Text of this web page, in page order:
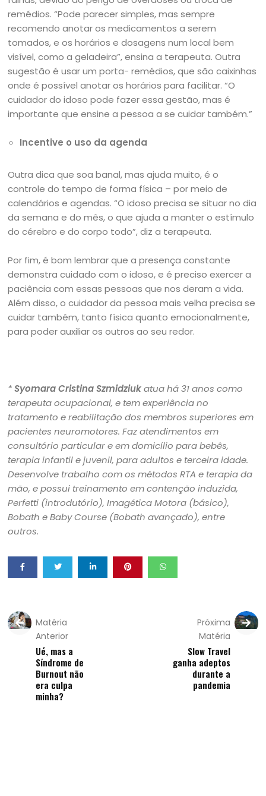
remédios. “Pode parecer simples, mas sempre
recomendo anotar os medicamentos a serem
tomados, e os horários e dosagens num local bem
visível, como a geladeira”, ensina a terapeuta. Outra
sugestão é usar um porta- remédios, que são caixinhas
onde é possível anotar os horários para facilitar. “O
cuidador do idoso pode fazer essa gestão, mas é
importante que ensine a pessoa a se cuidar também.”
Incentive o uso da agenda
Outra dica que soa banal, mas ajuda muito, é o
controle do tempo de forma física – por meio de
calendários e agendas. “O idoso precisa se situar no dia
da semana e do mês, o que ajuda a manter o estímulo
do cérebro e do corpo todo”, diz a terapeuta.
Por fim, é bom lembrar que a presença constante
demonstra cuidado com o idoso, e é preciso exercer a
paciência com essas pessoas que nos deram a vida.
Além disso, o cuidador da pessoa mais velha precisa se
cuidar também, tanto física quanto emocionalmente,
para poder auxiliar os outros ao seu redor.
*Syomara Cristina Szmidziukatua há 31 anos como
terapeuta ocupacional, e tem experiência no
tratamento e reabilitação dos membros superiores em
pacientes neuromotores. Faz atendimentos em
consultório particular e em domicílio para bebês,
terapia infantil e juvenil, para adultos e terceira idade.
Desenvolve trabalho com os métodos RTA e terapia da
mão, e possui treinamento em contenção induzida,
Perfetti (introdutório), Imagética Motora (básico),
Bobath e Baby Course (Bobath avançado), entre
outros.
Matéria
Anterior
Ué, mas a
Síndrome de
Burnout não
era culpa
minha?
Próxima
Matéria
Slow Travel
ganha adeptos
durante a
pandemia